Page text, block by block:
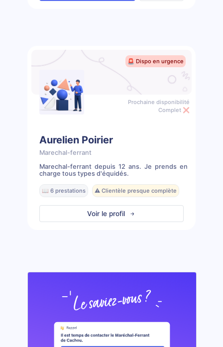
🚨 Dispo en urgence
Prochaine disponibilité
Complet ❌
Aurelien Poirier
Marechal-ferrant
Marechal-ferrant depuis 12 ans. Je prends en
charge tous types d'équidés.
📖 6 prestations ⚠️ Clientèle presque complète
Voir le profil